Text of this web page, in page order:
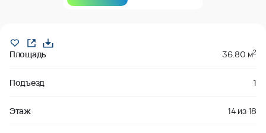
Площадь 36.80 м2
Подъезд 1
Этаж 14 из18